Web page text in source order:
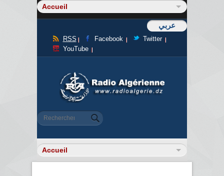
عربي
RSS Facebook
Twitter
YouTube
Formulaire de recherche
Rechercher